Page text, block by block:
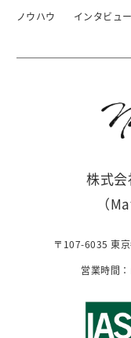
ノウハウ インタビュー
株式
（
〒107-6035 東
営業時間